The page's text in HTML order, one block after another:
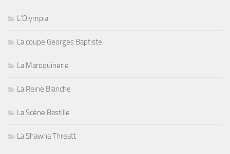
L'Olympia
La coupe Georges Baptiste
La Maroquinerie
La Reine Blanche
La Scène Bastille
La Shawna Threatt